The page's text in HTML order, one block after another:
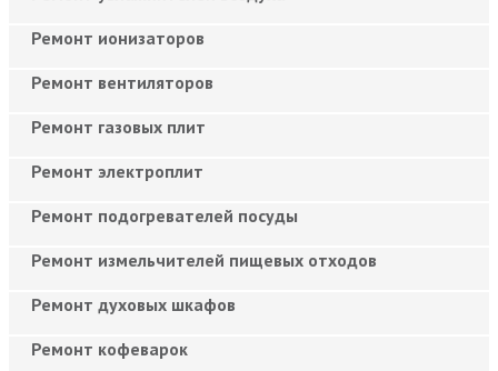
Ремонт ионизаторов
Ремонт вентиляторов
Ремонт газовых плит
Ремонт электроплит
Ремонт подогревателей посуды
Ремонт измельчителей пищевых отходов
Ремонт духовых шкафов
Ремонт кофеварок